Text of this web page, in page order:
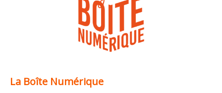
La Boîte Numérique